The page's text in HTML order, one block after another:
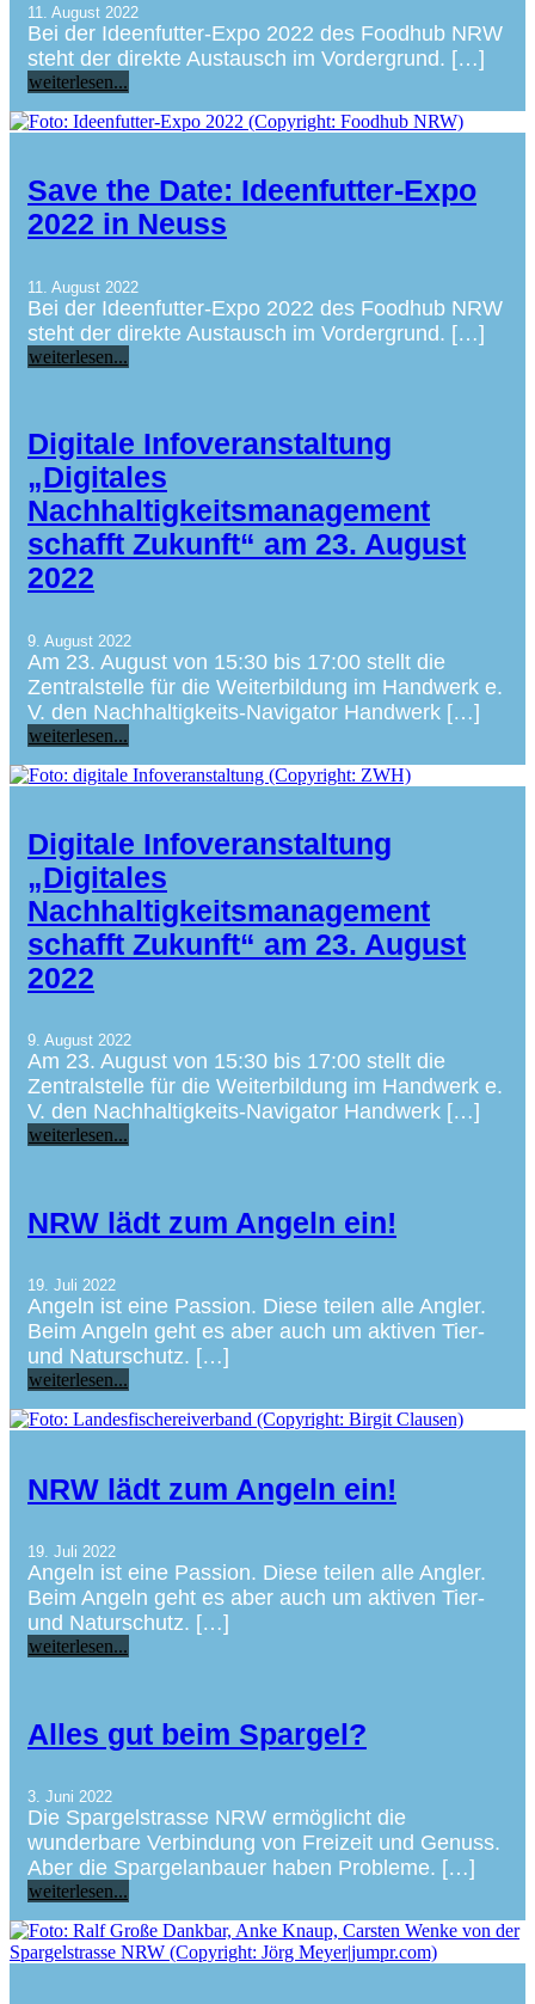
11. August 2022
Bei der Ideenfutter-Expo 2022 des Foodhub NRW
steht der direkte Austausch im Vordergrund. […]
weiterlesen...
Save the Date: Ideenfutter-Expo
2022 in Neuss
11. August 2022
Bei der Ideenfutter-Expo 2022 des Foodhub NRW
steht der direkte Austausch im Vordergrund. […]
weiterlesen...
Digitale Infoveranstaltung
„Digitales
Nachhaltigkeitsmanagement
schafft Zukunft“ am 23. August
2022
9. August 2022
Am 23. August von 15:30 bis 17:00 stellt die
Zentralstelle für die Weiterbildung im Handwerk e.
V. den Nachhaltigkeits-Navigator Handwerk […]
weiterlesen...
Digitale Infoveranstaltung
„Digitales
Nachhaltigkeitsmanagement
schafft Zukunft“ am 23. August
2022
9. August 2022
Am 23. August von 15:30 bis 17:00 stellt die
Zentralstelle für die Weiterbildung im Handwerk e.
V. den Nachhaltigkeits-Navigator Handwerk […]
weiterlesen...
NRW lädt zum Angeln ein!
19. Juli 2022
Angeln ist eine Passion. Diese teilen alle Angler.
Beim Angeln geht es aber auch um aktiven Tier-
und Naturschutz. […]
weiterlesen...
NRW lädt zum Angeln ein!
19. Juli 2022
Angeln ist eine Passion. Diese teilen alle Angler.
Beim Angeln geht es aber auch um aktiven Tier-
und Naturschutz. […]
weiterlesen...
Alles gut beim Spargel?
3. Juni 2022
Die Spargelstrasse NRW ermöglicht die
wunderbare Verbindung von Freizeit und Genuss.
Aber die Spargelanbauer haben Probleme. […]
weiterlesen...